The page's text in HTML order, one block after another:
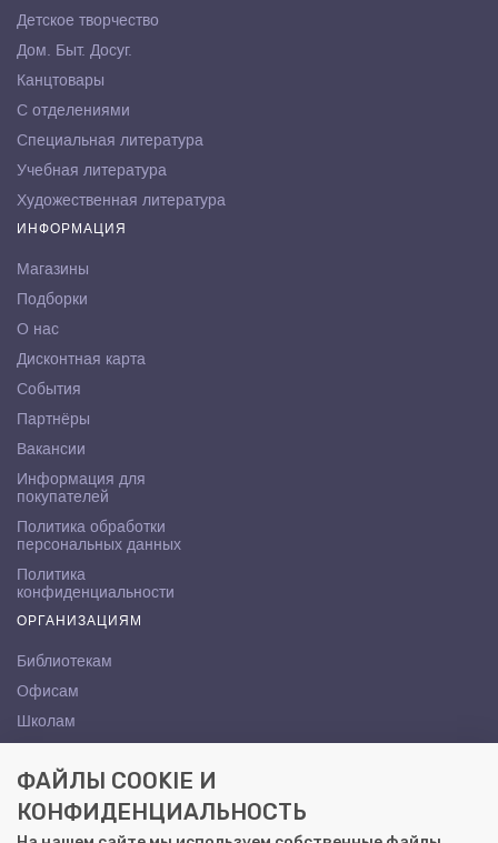
Детское творчество
Дом. Быт. Досуг.
Канцтовары
С отделениями
Специальная литература
Учебная литература
Художественная литература
ИНФОРМАЦИЯ
Магазины
Подборки
О нас
Дисконтная карта
События
Партнёры
Вакансии
Информация для
покупателей
Политика обработки
персональных данных
Политика
конфиденциальности
ОРГАНИЗАЦИЯМ
Библиотекам
Офисам
Школам
КОНТАКТЫ
Саратов, ул. Осипова, 10А
ФАЙЛЫ COOKIE И
КОНФИДЕНЦИАЛЬНОСТЬ